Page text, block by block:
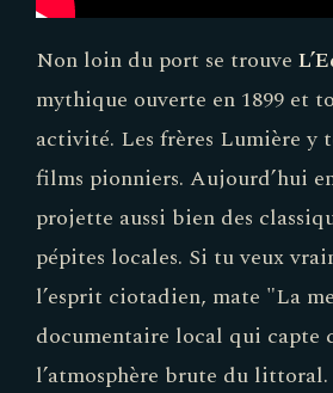
Non loin du port se trouve
mythique ouverte en 1899 et
activité. Les frères Lumière y
films pionniers. Aujourd’hui
projette aussi bien des
pépites locales. Si tu veux
l’esprit ciotadien, mate "La
documentaire local qui capte
l’atmosphère brute du littoral.